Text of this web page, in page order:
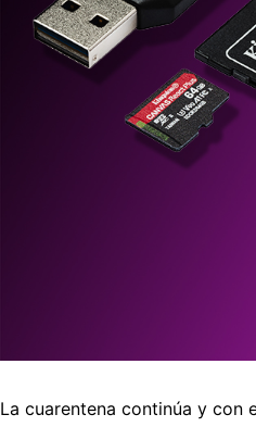
Negocios
La cuarentena continúa y con